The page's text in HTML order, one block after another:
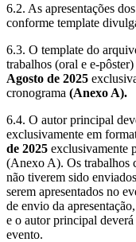
6.2. As apresentações
conforme template
6.3. O template do
trabalhos (oral e e-
Agosto de 2025
cronograma (Anexo A).
6.4. O autor principal
exclusivamente em
de 2025 exclusivamente
(Anexo A). Os trabalhos
não tiverem sido
serem apresentados no
de envio da
e o autor principal
evento.